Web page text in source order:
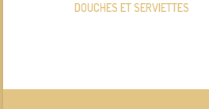
DOUCHES ET SERVIETTES